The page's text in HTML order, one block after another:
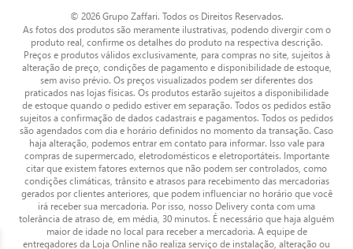
© 2026 Grupo Zaffari. Todos os Direitos Reservados.
As fotos dos produtos são meramente ilustrativas, podendo divergir com o
produto real, confirme os detalhes do produto na respectiva descrição.
Preços e produtos válidos exclusivamente, para compras no site, sujeitos à
alteração de preço, condições de pagamento e disponibilidade de estoque,
sem aviso prévio. Os preços visualizados podem ser diferentes dos
praticados nas lojas físicas. Os produtos estarão sujeitos a disponibilidade
de estoque quando o pedido estiver em separação. Todos os pedidos estão
sujeitos a confirmação de dados cadastrais e pagamentos. Todos os pedidos
são agendados com dia e horário definidos no momento da transação. Caso
haja alteração, podemos entrar em contato para informar. Isso vale para
compras de supermercado, eletrodomésticos e eletroportáteis. Importante
citar que existem fatores externos que não podem ser controlados, como
condições climáticas, trânsito e atrasos para recebimento das mercadorias
gerados por clientes anteriores, que podem influenciar no horário que você
irá receber sua mercadoria. Por isso, nosso Delivery conta com uma
tolerância de atraso de, em média, 30 minutos. É necessário que haja alguém
maior de idade no local para receber a mercadoria. A equipe de
entregadores da Loja Online não realiza serviço de instalação, alteração ou